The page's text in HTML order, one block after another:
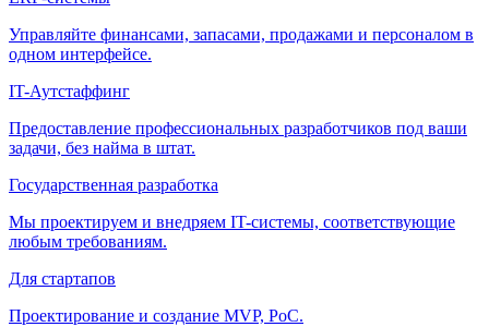
Управляйте финансами, запасами, продажами и персоналом в
одном интерфейсе.
IT-Аутстаффинг
Предоставление профессиональных разработчиков под ваши
задачи, без найма в штат.
Государственная разработка
Мы проектируем и внедряем IT-системы, соответствующие
любым требованиям.
Для стартапов
Проектирование и создание MVP, PoC.